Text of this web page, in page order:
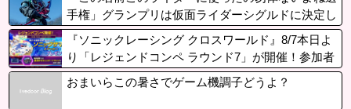
手権」グランプリは仮面ライダーシグルドに決定し
ました
『ソニックレーシング クロスワールド』8/7本日よ
り「レジェンドコンペ ラウンド7」が開催！参加者
には「ソニックサマーステッカー」プレゼント
おまいらこの暑さでゲーム機調子どうよ？